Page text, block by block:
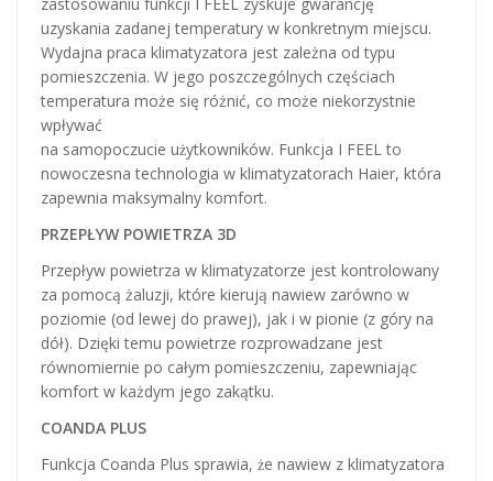
uzyskania zadanej temperatury w konkretnym miejscu.
Wydajna praca klimatyzatora jest zależna od typu
pomieszczenia. W jego poszczególnych częściach
temperatura może się różnić, co może niekorzystnie
wpływać
na samopoczucie użytkowników. Funkcja I FEEL to
nowoczesna technologia w klimatyzatorach Haier, która
zapewnia maksymalny komfort.
PRZEPŁYW POWIETRZA 3D
Przepływ powietrza w klimatyzatorze jest kontrolowany
za pomocą żaluzji, które kierują nawiew zarówno w
poziomie (od lewej do prawej), jak i w pionie (z góry na
dół). Dzięki temu powietrze rozprowadzane jest
równomiernie po całym pomieszczeniu, zapewniając
komfort w każdym jego zakątku.
COANDA PLUS
Funkcja Coanda Plus sprawia, że nawiew z klimatyzatora